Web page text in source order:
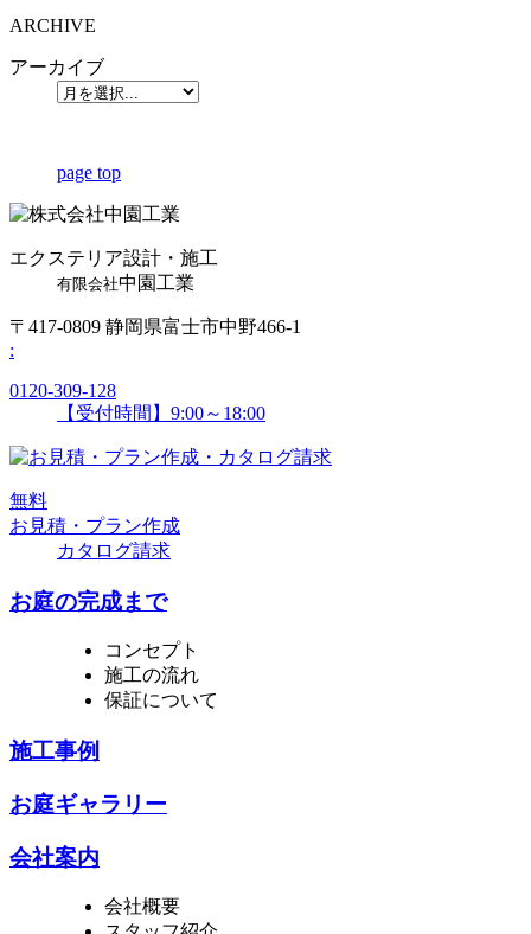
ARCHIVE
アーカイブ
page top
エクステリア設計・施工
有限会社中園工業
〒417-0809 静岡県富士市中野466-1
:
0120-309-128
【受付時間】9:00～18:00
無料
お見積・プラン作成
カタログ請求
お庭の完成まで
コンセプト
施工の流れ
保証について
施工事例
お庭ギャラリー
会社案内
会社概要